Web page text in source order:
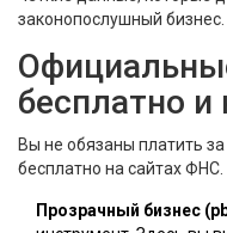
законопослушный бизнес.
бесплатно
Вы не обязаны платить
бесплатно на сайтах ФНС.
Прозрачный бизнес